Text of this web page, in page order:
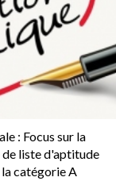
: Focus sur la
liste d'aptitude
catégorie A